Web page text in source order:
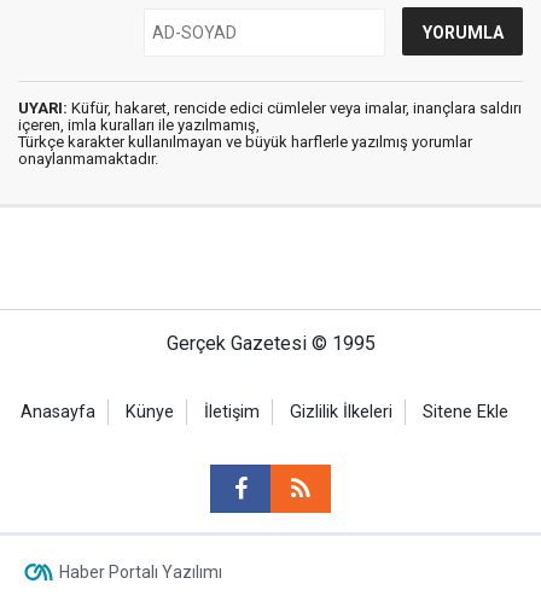
UYARI: Küfür, hakaret, rencide edici cümleler veya imalar, inançlara saldırı
içeren, imla kuralları ile yazılmamış,
Türkçe karakter kullanılmayan ve büyük harflerle yazılmış yorumlar
onaylanmamaktadır.
Gerçek Gazetesi © 1995
Anasayfa Künye İletişim Gizlilik İlkeleri Sitene Ekle
Haber Portalı Yazılımı